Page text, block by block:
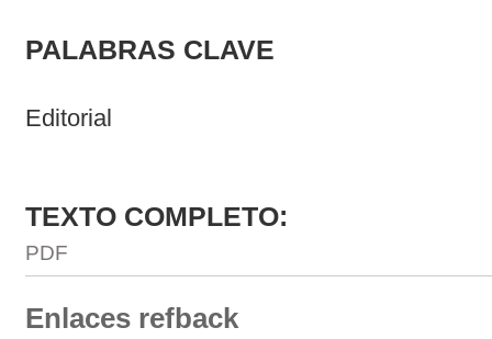
PALABRAS CLAVE
Editorial
TEXTO COMPLETO:
PDF
Enlaces refback